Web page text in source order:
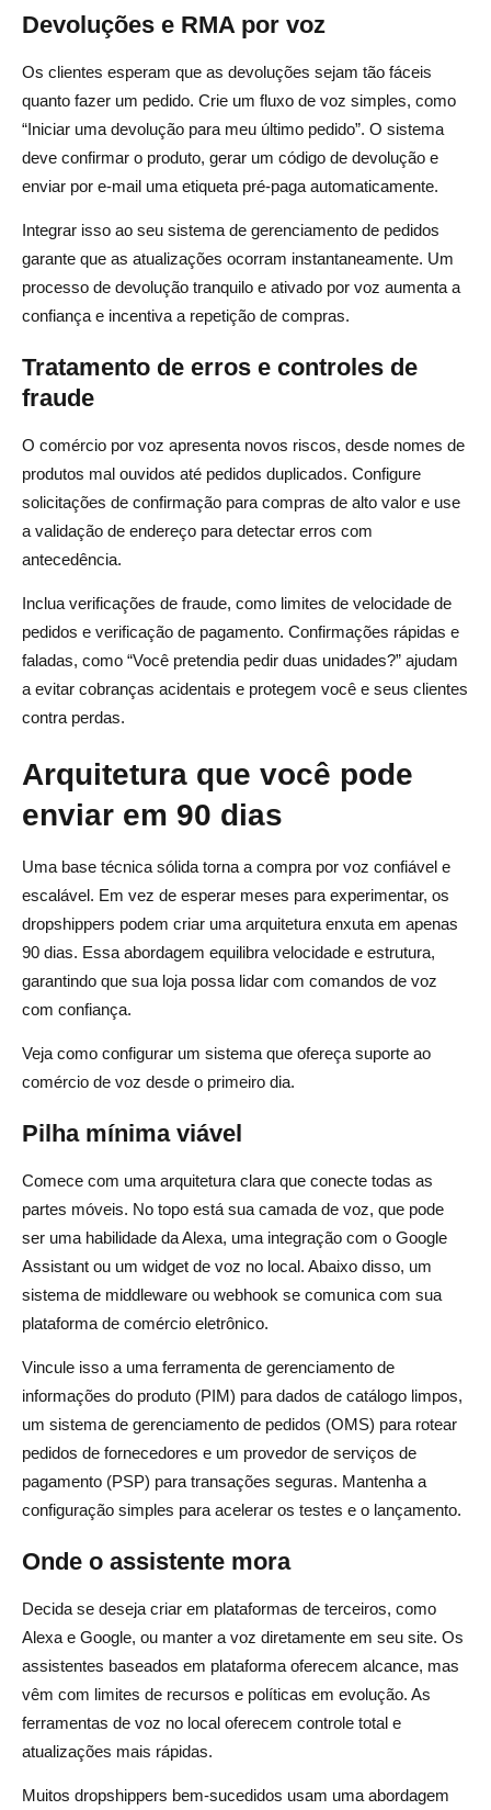
Devoluções e RMA por voz
Os clientes esperam que as devoluções sejam tão fáceis
quanto fazer um pedido. Crie um fluxo de voz simples, como
“Iniciar uma devolução para meu último pedido”. O sistema
deve confirmar o produto, gerar um código de devolução e
enviar por e-mail uma etiqueta pré-paga automaticamente.
Integrar isso ao seu sistema de gerenciamento de pedidos
garante que as atualizações ocorram instantaneamente. Um
processo de devolução tranquilo e ativado por voz aumenta a
confiança e incentiva a repetição de compras.
Tratamento de erros e controles de
fraude
O comércio por voz apresenta novos riscos, desde nomes de
produtos mal ouvidos até pedidos duplicados. Configure
solicitações de confirmação para compras de alto valor e use
a validação de endereço para detectar erros com
antecedência.
Inclua verificações de fraude, como limites de velocidade de
pedidos e verificação de pagamento. Confirmações rápidas e
faladas, como “Você pretendia pedir duas unidades?” ajudam
a evitar cobranças acidentais e protegem você e seus clientes
contra perdas.
Arquitetura que você pode
enviar em 90 dias
Uma base técnica sólida torna a compra por voz confiável e
escalável. Em vez de esperar meses para experimentar, os
dropshippers podem criar uma arquitetura enxuta em apenas
90 dias. Essa abordagem equilibra velocidade e estrutura,
garantindo que sua loja possa lidar com comandos de voz
com confiança.
Veja como configurar um sistema que ofereça suporte ao
comércio de voz desde o primeiro dia.
Pilha mínima viável
Comece com uma arquitetura clara que conecte todas as
partes móveis. No topo está sua camada de voz, que pode
ser uma habilidade da Alexa, uma integração com o Google
Assistant ou um widget de voz no local. Abaixo disso, um
sistema de middleware ou webhook se comunica com sua
plataforma de comércio eletrônico.
Vincule isso a uma ferramenta de gerenciamento de
informações do produto (PIM) para dados de catálogo limpos,
um sistema de gerenciamento de pedidos (OMS) para rotear
pedidos de fornecedores e um provedor de serviços de
pagamento (PSP) para transações seguras. Mantenha a
configuração simples para acelerar os testes e o lançamento.
Onde o assistente mora
Decida se deseja criar em plataformas de terceiros, como
Alexa e Google, ou manter a voz diretamente em seu site. Os
assistentes baseados em plataforma oferecem alcance, mas
vêm com limites de recursos e políticas em evolução. As
ferramentas de voz no local oferecem controle total e
atualizações mais rápidas.
Muitos dropshippers bem-sucedidos usam uma abordagem